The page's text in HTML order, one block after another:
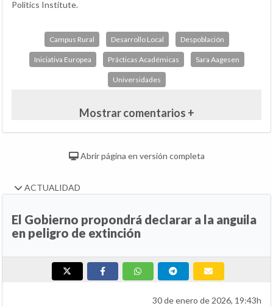
Politics Institute.
Campus Rural Desarrollo Local Despoblación
Iniciativa Europea Prácticas Académicas Sara Aagesen
Universidades
Mostrar comentarios +
Abrir página en versión completa
ACTUALIDAD
El Gobierno propondrá declarar a la anguila
en peligro de extinción
30 de enero de 2026, 19:43h